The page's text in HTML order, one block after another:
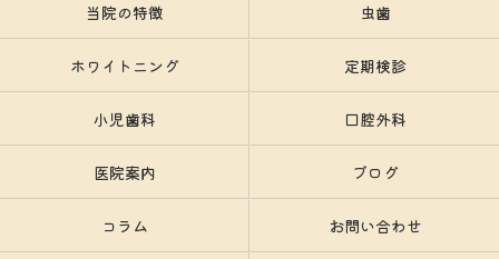
当院の特徴 虫歯
ホワイトニング 定期検診
小児歯科 口腔外科
医院案内 ブログ
コラム お問い合わせ